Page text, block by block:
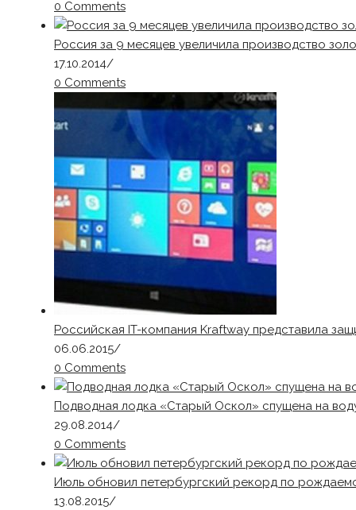
0 Comments
Россия за 9 месяцев увеличила производство
17.10.2014/
0 Comments
Российская IT-компания Kraftway представила
06.06.2015/
0 Comments
Подводная лодка «Старый Оскол» спущена на
29.08.2014/
0 Comments
Июль обновил петербургский рекорд по
13.08.2015/